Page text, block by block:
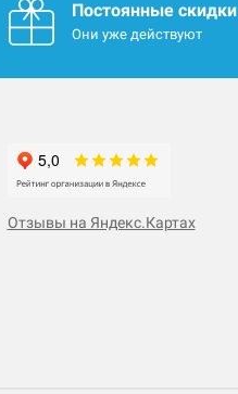
Постоянные скидки
Они уже действуют
Отзывы на Яндекс.Картах